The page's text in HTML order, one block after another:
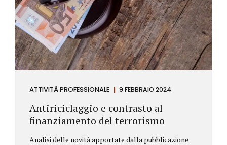
ATTIVITÀ PROFESSIONALE 9 FEBBRAIO 2024
Antiriciclaggio e contrasto al
finanziamento del terrorismo
Analisi delle novità apportate dalla pubblicazione